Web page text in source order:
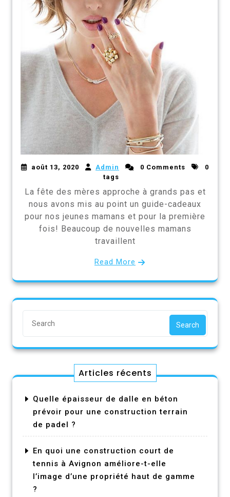
août 13, 2020 Admin 0 Comments
0
tags
La fête des mères approche à grands pas et
nous avons mis au point un guide-cadeaux
pour nos jeunes mamans et pour la première
fois! Beaucoup de nouvelles mamans
travaillent
Read More
Search
Articles récents
Quelle épaisseur de dalle en béton
prévoir pour une construction terrain
de padel ?
En quoi une construction court de
tennis à Avignon améliore-t-elle
l’image d’une propriété haut de gamme
?